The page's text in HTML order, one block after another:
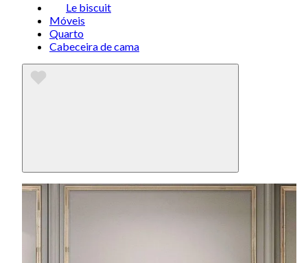
Le biscuit
Móveis
Quarto
Cabeceira de cama